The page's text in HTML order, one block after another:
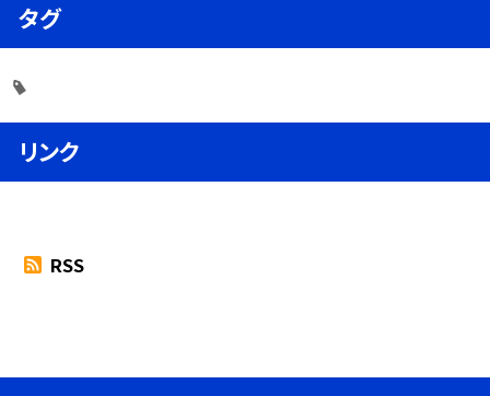
タグ
リンク
RSS